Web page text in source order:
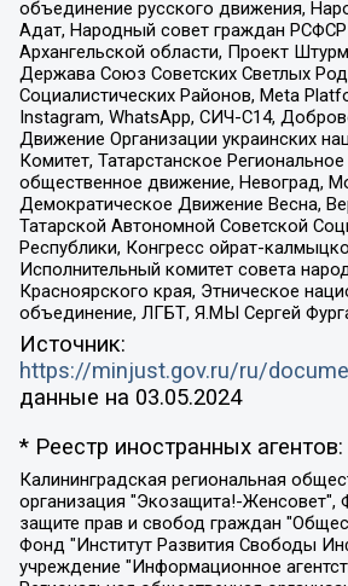
объединение русского движения,
Адат, Народный совет граждан
Архангельской области, Проект
Держава Союз Советских Светлых
Социалистических Районов, Meta
Instagram, WhatsApp, СИЧ-С14,
Движение Организации украинских
Комитет, Татарстанское
общественное движение, Невоград,
Демократическое Движение Весна,
Татарской Автономной Советской
Республики, Конгресс ойрат-
Исполнительный комитет совета
Красноярского края, Этническое
объединение, ЛГБТ, Я.МЫ Сергей
Источник:
https://minjust.gov.ru/ru/
данные на 03.05.2024
* Реестр иностранных агентов:
Калининградская региональная общественная организация "Экозащита!-Женсовет", Фонд содействия защите прав и свобод граждан "Общественный вердикт", Фонд "Институт Развития Свободы Информации", Частное учреждение "Информационное агентство МЕМО. РУ", Региональная общественная организация "Общественная комиссия по сохранению наследия академика Сахарова", Фонд поддержки свободы прессы, Санкт-Петербургская общественная правозащитная организация "Гражданский контроль", Межрегиональная общественная организация "Информационно-просветительский центр "Мемориал", Региональный Фонд "Центр Защиты Прав Средств Массовой Информации", с 05.12.2023 Фонд "Центр Защиты Прав Средств массовой информации", Региональная общественная благотворительная организация помощи беженцам и мигрантам "Гражданское содействие", Негосударственное образовательное учреждение дополнительного профессионального образования (повышение квалификации) специалистов "АКАДЕМИЯ ПО ПРАВАМ ЧЕЛОВЕКА", Свердловская региональная общественная организация "Сутяжник", Автономная некоммерческая организация "Центр независимых социологических исследований", Союз общественных объединений "Российский исследовательский центр по правам человека", Региональное общественное учреждение научно-информационный центр "МЕМОРИАЛ", Некоммерческая организация "Фонд защиты гласности", Автономная некоммерческая организация "Институт прав человека", Городская общественная организация "Екатеринбургское общество "МЕМОРИАЛ", Городская общественная организация "Рязанское историко-просветительское и правозащитное общество "Мемориал" (Рязанский Мемориал), Челябинский региональный орган общественной самодеятельности – женское общественное объединение "Женщины Евразии", Челябинский региональный орган общественной самодеятельности "Уральская правозащитная группа", Фонд содействия защите здоровья и социальной справедливости имени Андрея Рылькова, Автономная Некоммерческая Организация "Аналитический Центр Юрия Левады", Автономная некоммерческая организация социальной поддержки населения "Проект Апрель", Региональная общественная организация помощи женщинам и детям, находящимся в кризисной ситуации "Информационно-методический центр "Анна", Фонд содействия развитию массовых коммуникаций и правовому просвещению "Так-так-Так", Фонд содействия устойчивому развитию "Серебряная тайга", Свердловский региональный общественный фонд социальных проектов "Новое время", "Idel.Реалии", Кавказ.Реалии, Крым.Реалии, Телеканал Настоящее Время, Татаро-башкирская служба Радио Свобода (Azatliq Radiosi), Радио Свободная Европа/Радио Свобода (PCE/PC), "Сибирь.Реалии", "Фактограф", Благотворительный фонд помощи осужденным и их семьям, Автономная некоммерческая организация "Институт глобализации и социальных движений", Фонд "В защиту прав заключенных", Частное учреждение "Центр поддержки и содействия развитию средств массовой информации", Пензенский региональный общественный благотворительный фонд "Гражданский союз", "Север.Реалии", Некоммерческая организация Фонд "Правовая инициатива", Общество с ограниченной ответственностью "Радио Свободная Европа/Радио Свобода", Чешское информационное агентство "MEDIUM-ORIENT", Красноярская региональная общественная организация "Мы против СПИДа", Камалягин Денис Николаевич, Маркелов Сергей Евгеньевич, Пономарев Лев Александрович, Савицкая Людмила Алексеевна, Автономная некоммерческая организация "Центр по работе с проблемой насилия "НАСИЛИЮ.НЕТ", Межрегиональный профессиональный союз работников здравоохранения "Альянс врачей", Юридическое лицо, зарегистрированное в Латвийской Республике, SIA "Medusa Project" (регистрационный номер 40103797863, дата регистрации 10.06.2014), Некоммерческая организация "Фонд по борьбе с коррупцией", Автономная некоммерческая организация "Институт права и публичной политики", Баданин Роман Сергеевич, Гликин Максим Александрович, Железнова Мария Михайловна, Лукьянова Юлия Сергеевна, Маетная Елизавета Витальевна, Маняхин Петр Борисович, Чуракова Ольга Владимировна, Ярош Юлия Петровна, Юридическое лицо "The Insider SIA", зарегистрированное в Риге, Латвийская Республика (дата регистрации 26.06.2015), являющееся администратором доменного имени интернет-издания "The Insider SIA", https://theins.ru, Постернак Алексей Евгеньевич, Рубин Михаил Аркадьевич, Анин Роман Александрович, Юридическое лицо Istories fonds, зарегистрированное в Латвийской Республике (регистрационный номер 50008295751, дата регистрации 24.02.2020), Великовский Дмитрий Александрович, Долинина Ирина Николаевна, Мароховская Алеся Алексеевна, Шлейнов Роман Юрьевич, Шмагун Олеся Валентиновна, Общество с ограниченной ответственностью "Альтаир 2021", Общество с ограниченной ответственностью "Вега 2021", Общество с ограниченной ответственностью "Главный редактор 2021", Общество с ограниченной ответственностью "Ромашки монолит", Важенков Артем Валерьевич, Ивановская областная общественная организация "Центр гендерных исследований", Гурман Юрий Альбертович, Медиапроект "ОВД-Инфо", Егоров Владимир Владимирович, Жилинский Владимир Александрович, Общество с ограниченной ответственностью "ЗП", Иванова София Юрьевна, Карезина Инна Павловна, Кильтау Екатерина Викторовна, Петров Алексей Викторович, Пискунов Сергей Евгеньевич, Смирнов Сергей Сергеевич, Тихонов Михаил Сергеевич, Общество с ограниченной ответственностью "ЖУРНАЛИСТ-ИНОСТРАННЫЙ АГЕНТ", Арапова Галина Юрьевна, Вольтская Татьяна Анатольевна, Американская компания "Mason G.E.S. Anonymous Foundation" (США), являющаяся владельцем интернет-издания https://mnews.world/, Компания "Stichting Bellingcat", зарегистрированная в Нидерландах (дата регистрации 11.07.2018), Захаров Андрей Вячеславович, Клепиковская Екатерина Дмитриевна, Общество с ограниченной ответственностью "МЕМО", Перл Роман Александрович, Симонов Евгений Алексеевич, Соловьева Елена Анатольевна, Сотников Даниил Владимирович, Сурначева Елизавета Дмитриевна, Автономная некоммерческая организация по защите прав человека и информированию населения "Якутия – Наше Мнение", Общество с ограниченной ответственностью "Москоу диджитал медиа", с 26.01.2023 Общество с ограниченной ответственностью "Чайка Белые сады", Ветошкина Валерия Валерьевна, Заговора Максим Александрович, Межрегиональное общественное движение "Российская ЛГБТ - сеть", Оленичев Максим Владимирович, Павлов Иван Юрьевич, Скворцова Елена Сергеевна, Общество с ограниченной ответственностью "Как бы инагент", Кочетков Игорь Викторович, Общество с ограниченной ответственностью "Честные выборы", Еланчик Олег Александрович, Общество с ограниченной ответственностью "Нобелевский призыв", Гималова Регина Эмилевна, Григорьев Андрей Валерьевич, Григорьева Алина Александровна, Ассоциация по содействию защите прав призывников, альтернативнослужащих и военнослужащих "Правозащитная группа "Гражданин.Армия.Право", Хисамова Регина Фаритовна, Автономная некоммерческая организация по реализации социально-правовых программ "Лилит", Дальневосточное общественное движение "Маяк", Санкт-Петербургская ЛГБТ-инициативная группа "Выход", Инициативная группа ЛГБТ+ "Реверс", Алексеев Андрей Викторович, Бекбулатова Таисия Львовна, Беляев Иван Михайлович, Владыкина Елена Сергеевна, Гельман Марат Александрович, Никульшина Вероника Юрьевна, Толоконникова Надежда Андреевна, Шендерович Виктор Анатольевич, Общество с ограниченной ответственностью "Данное сообщение", Общество с ограниченной ответственностью Издательский дом "Новая глава", Айнбиндер Александра Александровна, Московский комьюнити-центр для ЛГБТ+инициатив, Благотворительный фонд развития филантропии, Deutsche Welle (Германия, Kurt-Schumacher-Strasse 3, 53113 Bonn), Борзунова Мария Михайловна, Воробьев Виктор Викторович, Голубева Анна Львовна, Константинова Алла Михайловна, Малкова Ирина Владимировна, Мурадов Мурад Абдулгалимович, Осетинская Елизавета Николаевна, Понасенков Евгений Николаевич, Ганапольский Матвей Юрьевич, Киселев Евгений Алексеевич, Борухович Ирина Григорьевна, Дремин Иван Тимофеевич, Дубровский Дмитрий Викторович, Красноярская региональная общественная организация поддержки и развития альтернативных образовательных технологий и межкультурных коммуникаций "ИНТЕРРА", Маяковская Екатерина Алексеевна, Фейгин Марк Захарович, Филимонов Андрей Викторович, Дзугкоева Регина Николаевна,